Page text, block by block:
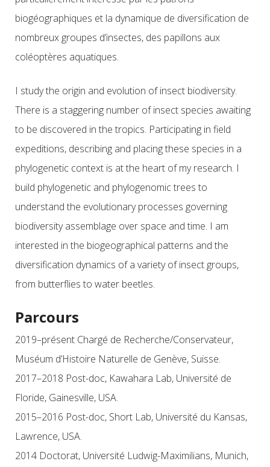
biogéographiques et la dynamique de diversification de
nombreux groupes d’insectes, des papillons aux
coléoptères aquatiques.
I study the origin and evolution of insect biodiversity.
There is a staggering number of insect species awaiting
to be discovered in the tropics. Participating in field
expeditions, describing and placing these species in a
phylogenetic context is at the heart of my research. I
build phylogenetic and phylogenomic trees to
understand the evolutionary processes governing
biodiversity assemblage over space and time. I am
interested in the biogeographical patterns and the
diversification dynamics of a variety of insect groups,
from butterflies to water beetles.
Parcours
2019–présent Chargé de Recherche/Conservateur,
Muséum d’Histoire Naturelle de Genève, Suisse.
2017–2018 Post-doc, Kawahara Lab, Université de
Floride, Gainesville, USA.
2015–2016 Post-doc, Short Lab, Université du Kansas,
Lawrence, USA.
2014 Doctorat, Université Ludwig-Maximilians, Munich,